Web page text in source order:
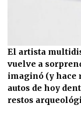
El artista
vuelve a
imaginó (y hace
autos de hoy
restos